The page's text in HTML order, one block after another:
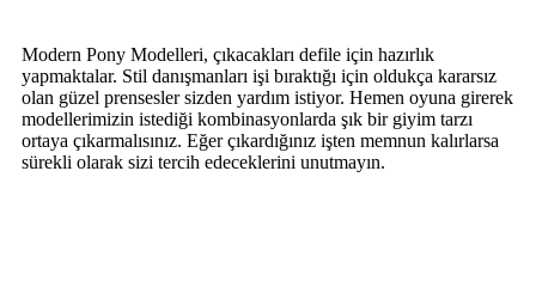
Modern Pony Modelleri, çıkacakları defile için hazırlık
yapmaktalar. Stil danışmanları işi bıraktığı için oldukça kararsız
olan güzel prensesler sizden yardım istiyor. Hemen oyuna girerek
modellerimizin istediği kombinasyonlarda şık bir giyim tarzı
ortaya çıkarmalısınız. Eğer çıkardığınız işten memnun kalırlarsa
sürekli olarak sizi tercih edeceklerini unutmayın.